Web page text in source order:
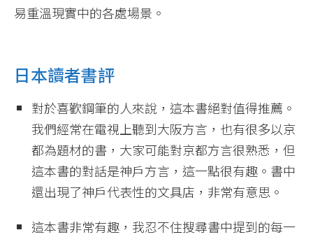
易重溫現實中的各處場景。
日本讀者書評
對於喜歡鋼筆的人來說，這本書絕對值得推薦。
我們經常在電視上聽到大阪方言，也有很多以京
都為題材的書，大家可能對京都方言很熟悉，但
這本書的對話是神戶方言，這一點很有趣。書中
還出現了神戶代表性的文具店，非常有意思。
這本書非常有趣，我忍不住搜尋書中提到的每一